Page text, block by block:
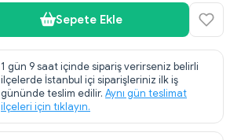
Sepete Ekle
1 gün 9 saat içinde sipariş verirseniz belirli
ilçelerde İstanbul içi siparişleriniz ilk iş
gününde teslim edilir. Aynı gün teslimat
ilçeleri için tıklayın.